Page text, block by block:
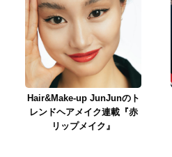
Hair&Make-up JunJunのト
レンドヘアメイク連載『赤
リップメイク』